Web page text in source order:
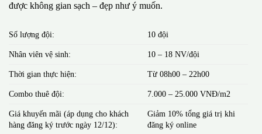
được không gian sạch – đẹp như ý muốn.
Số lượng đội: 10 đội
Nhân viên vệ sinh: 10 – 18 NV/đội
Thời gian thực hiện: Từ 08h00 – 22h00
Combo thuê đội: 7.000 – 25.000 VNĐ/m2
Giá khuyến mãi (áp dụng cho khách
hàng đăng ký trước ngày 12/12):
Giảm 10% tổng giá trị khi
đăng ký online